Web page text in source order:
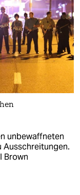
unbewaffneten
Ausschreitungen.
Brown